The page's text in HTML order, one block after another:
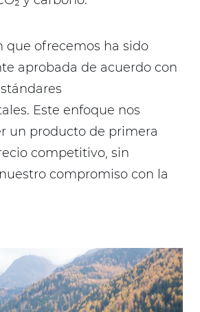
que ofrecemos ha sido
aprobada de acuerdo con
Este enfoque nos
un producto de primera
competitivo, sin
compromiso con la